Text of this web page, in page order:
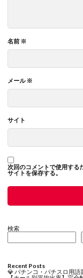
名前 ※
メール※
サイト
次回のコメントで使用する
サイトを保存する。
検索
Recent Posts
💎 パチンコ・パチスロ用